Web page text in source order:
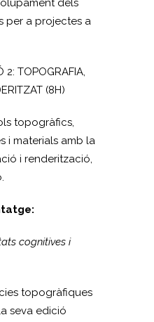
dels
per a projectes a
2: TOPOGRAFIA,
(8H)
topogràfics,
i materials amb la
i renderització,
cognitives i
topogràfiques
seva edició